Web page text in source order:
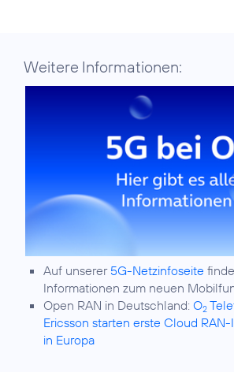
Weitere Informationen:
Auf unserer 5G-Netzinfoseite
Informationen zum neuen
Open RAN in Deutschland: O2
Ericsson starten erste Cloud
in Europa